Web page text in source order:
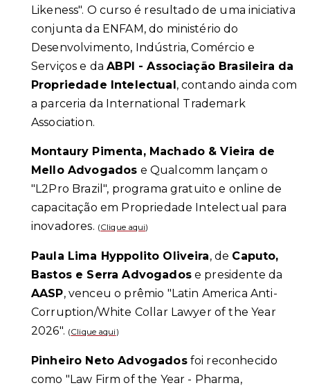
Likeness". O curso é resultado de uma iniciativa
conjunta da ENFAM, do ministério do
Desenvolvimento, Indústria, Comércio e
Serviços e daABPI - Associação Brasileira da
Propriedade Intelectual, contando ainda com
a parceria da International Trademark
Association.
Montaury Pimenta, Machado & Vieira de
Mello Advogados e Qualcomm lançam o
"L2Pro Brazil", programa gratuito e online de
capacitação em Propriedade Intelectual para
inovadores. (Clique aqui)
Paula Lima Hyppolito Oliveira, de Caputo,
Bastos e Serra Advogadose presidente da
AASP, venceu o prêmio "Latin America Anti-
Corruption/White Collar Lawyer of the Year
2026". (Clique aqui )
Pinheiro Neto Advogadosfoi reconhecido
como "Law Firm of the Year - Pharma,